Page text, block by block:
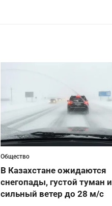
Общество
В Казахстане ожидаются
снегопады, густой туман и
сильный ветер до 28 м/с